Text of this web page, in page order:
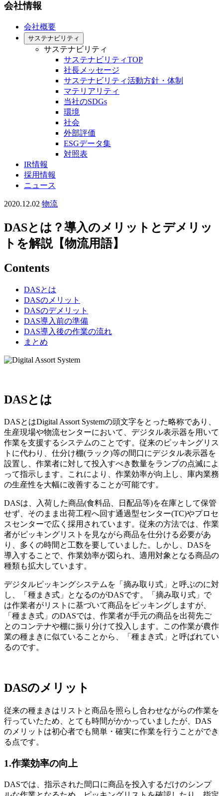
会社情報
会社概要
サステナビリティ
サステナビリティ
サステナビリティTOP
社長メッセージ
サステナビリティ活動方針・体制
マテリアリティ
当社のSDGs
環境
社会
外部評価
ESGデータ集
対照表
IR情報
採用情報
ニュース
2020.12.02 物流
DASとは？導入のメリットとデメリッ
トを解説【物流用語】
Contents
DASとは
DASのメリット
DASのデメリット
DAS導入前の準備
DAS導入後の作業の流れ
まとめ
DASとは
DASとはDigital Assort Systemの頭文字をとった略称であり、
生産現場や物流センターにおいて、デジタル表示器を用いて
作業を支援するシステムのことです。従来のピッキングリス
トに代わり、仕分け棚(ラック)等の間口にデジタル表示器を
設置し、作業者に対して投入すべき数量をランプの点滅によ
って指示します。これにより、作業効率が向上し、庫内業務
の生産性を大幅に改善することが可能です。
DASは、入荷した商品(食料品、日配品等)を在庫として保管
せず、そのまま出荷工程へ回す通過型センター(TC)やプロセ
スセンターで広く採用されています。従来の方法では、作業
者がピッキングリストを見ながら商品を仕分ける必要があ
り、多くの時間と工数を要していました。しかし、DASを
導入することで、作業効率が図られ、適用対象となる商品の
種類も拡大しています。
デジタルピッキングシステムを「摘み取り式」と呼ぶのに対
し、「種まき式」となるのがDASです。「摘み取り式」で
は作業者がリストに基づいて商品をピッキングしますが、
「種まき式」のDASでは、作業者が手元の商品を出荷先ご
とのコンテナや棚に振り分けて投入します。この作業が農作
業の種まきに似ていることから、「種まき式」と呼ばれてい
るのです。
DASのメリット
従来の種まきはリストと商品を照らし合わせながらの作業を
行っていたため、とても時間がかかっていましたが、DAS
のメリットは初心者でも簡単・確実に作業を行うことができ
る点です。
1.作業効率の向上
DASでは、指示された間口に商品を投入するだけのシンプ